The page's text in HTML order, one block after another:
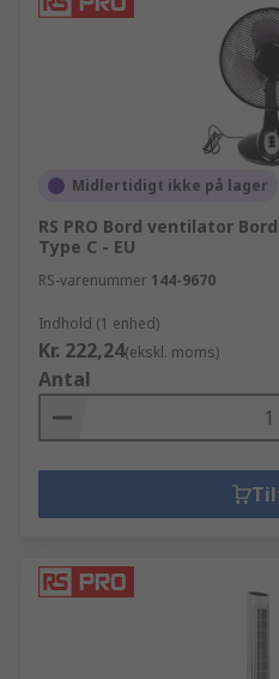
Midlertidigt ikke på lager
RS PRO Bord ventilator
Type C - EU
RS-varenummer 144-9670
Indhold (1 enhed)
Kr. 222,24(ekskl. moms)
Antal